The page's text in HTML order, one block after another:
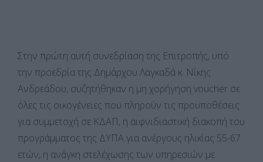
Στην πρώτη αυτή συνεδρίαση της Επιτροπής, υπό
την προεδρία της Δημάρχου Λαγκαδά κ. Νίκης
Ανδρεάδου, συζητήθηκαν η μη χορήγηση voucher σε
όλες τις οικογένειες που πληρούν τις προϋποθέσεις
για συμμετοχή σε ΚΔΑΠ, η αιφνιδιαστική διακοπή του
προγράμματος της ΔΥΠΑ για ανέργους ηλικίας 55-67
ετών, η ανάγκη στελέχωσης των υπηρεσιών με